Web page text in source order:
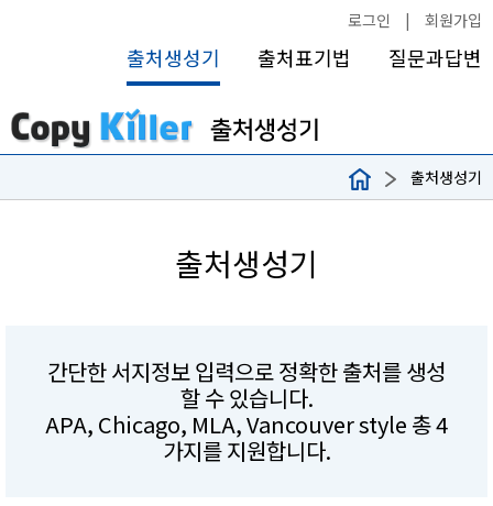
로그인 | 회원가입
출처생성기 출처표기법 질문과답변
출처생성기
출처생성기
간단한 서지정보 입력으로 정확한 출처를 생성
할 수 있습니다.
APA, Chicago, MLA, Vancouver style 총 4
가지를 지원합니다.